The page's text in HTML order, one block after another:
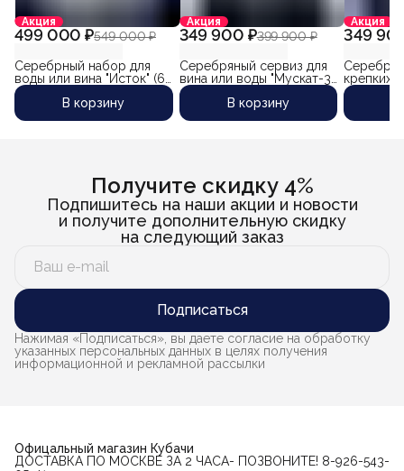
Акция
499 000 ₽549 000 ₽
Серебрный набор для
воды или вина "Исток" (6
предметов) объем
кувшина 1500 мл.
В корзину
Акция
349 900 ₽399 900 ₽
Серебряный сервиз для
вина или воды "Мускат-3"
(8 предметов)
В корзину
Акция
349
крепких
"Бостон"
Получите скидку 4%
Подпишитесь на наши акции и новости
и получите дополнительную скидку
на следующий заказ
Подписаться
Нажимая «Подписаться», вы даете согласие на обработку
указанных персональных данных в целях получения
информационной и рекламной рассылки
Офицальный магазин Кубачи
ДОСТАВКА ПО МОСКВЕ ЗА 2 ЧАСА- ПОЗВОНИТЕ! 8-926-543-